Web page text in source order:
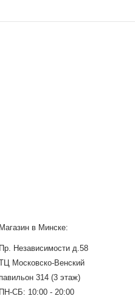
Магазин в Минске:
Пр. Независимости д.58
Московско-Венский
павильон 314 (3 этаж)
ПН-СБ: 10:00 - 20:00